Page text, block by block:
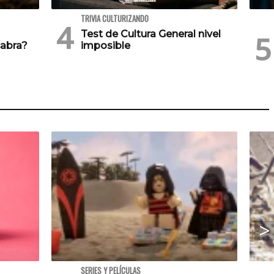
TRIVIA CULTURIZANDO
Test de Cultura General nivel
imposible
SERIES Y PELÍCULAS